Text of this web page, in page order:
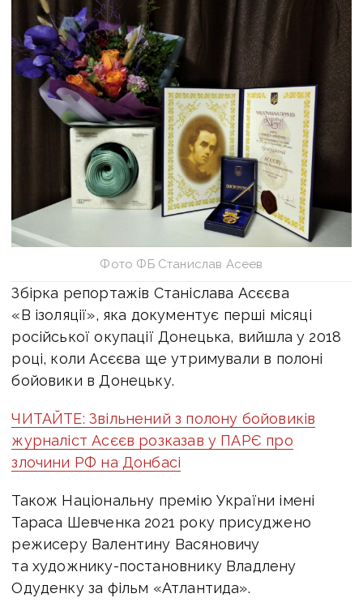
Фото ФБ Станислав Асеев
Збірка репортажів Станіслава Асєєва
«В ізоляції», яка документує перші місяці
російської окупації Донецька, вийшла у 2018
році, коли Асєєва ще утримували в полоні
бойовики в Донецьку.
ЧИТАЙТЕ: Звільнений з полону бойовиків
журналіст Асєєв розказав у ПАРЄ про
злочини РФ на Донбасі
Також Національну премію України імені
Тараса Шевченка 2021 року присуджено
режисеру Валентину Васяновичу
та художнику-постановнику Владлену
Одуденку за фільм «Атлантида».